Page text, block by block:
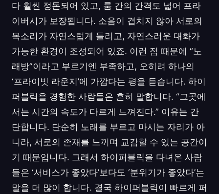
다 훨씬 정돈되어 있고, 룸 간의 간격도 넓어 프라
이버시가 보장됩니다. 소음이 겹치지 않아 서로의
목소리가 자연스럽게 들리고, 자연스러운 대화가
가능한 환경이 조성되어 있죠. 이런 점 때문에 “노
래방”이라고 부르기엔 부족하고, 오히려 하나의
‘프라이빗 라운지’에 가깝다는 평을 듣습니다. 하이
퍼블릭을 경험한 사람들은 흔히 말합니다. “그곳에
서는 시간의 속도가 다르게 느껴진다.” 이유는 간
단합니다. 단순히 노래를 부르고 마시는 자리가 아
니라, 서로의 존재를 느끼며 교감할 수 있는 공간이
기 때문입니다. 그래서 하이퍼블릭을 다녀온 사람
들은 ‘서비스가 좋았다’보다도 ‘분위기가 좋았다’는
말을 더 많이 합니다. 결국 하이퍼블릭이 빠르게 퍼